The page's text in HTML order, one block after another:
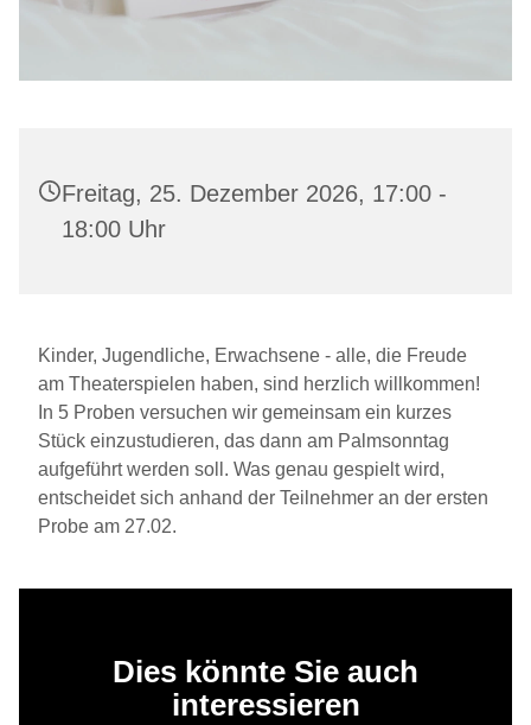
Freitag, 25. Dezember 2026, 17:00 -
18:00 Uhr
Kinder, Jugendliche, Erwachsene - alle, die Freude
am Theaterspielen haben, sind herzlich willkommen!
In 5 Proben versuchen wir gemeinsam ein kurzes
Stück einzustudieren, das dann am Palmsonntag
aufgeführt werden soll. Was genau gespielt wird,
entscheidet sich anhand der Teilnehmer an der ersten
Probe am 27.02.
Dies könnte Sie auch
interessieren